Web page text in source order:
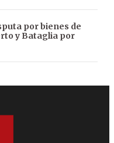
por bienes de
y Bataglia por